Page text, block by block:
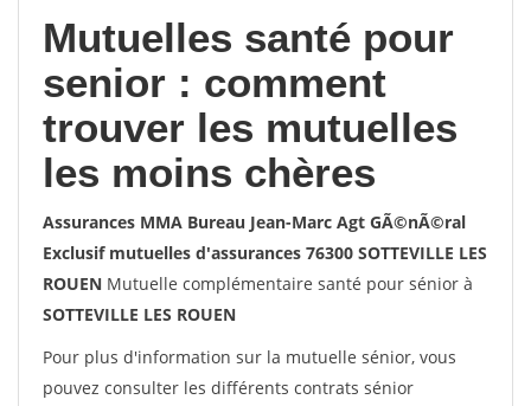
Mutuelles santé pour
senior : comment
trouver les mutuelles
les moins chères
Assurances MMA Bureau Jean-Marc Agt GÃ©nÃ©ral
Exclusif mutuelles d'assurances 76300 SOTTEVILLE LES
ROUEN Mutuelle complémentaire santé pour sénior à
SOTTEVILLE LES ROUEN
Pour plus d'information sur la mutuelle sénior, vous
pouvez consulter les différents contrats sénior